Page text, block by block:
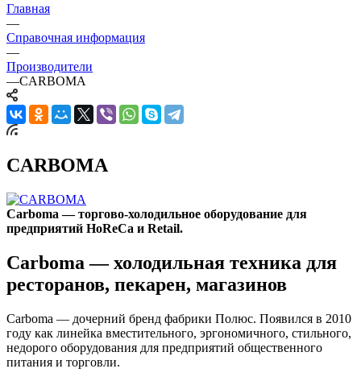
Главная
—
Справочная информация
—
Производители
—CARBOMA
CARBOMA
Carboma — торгово-холодильное оборудование для
предприятий HoReCa и Retail.
Carboma — холодильная техника для
ресторанов, пекарен, магазинов
Carboma — дочерний бренд фабрики Полюс. Появился в 2010
году как линейка вместительного, эргономичного, стильного,
недорого оборудования для предприятий общественного
питания и торговли.